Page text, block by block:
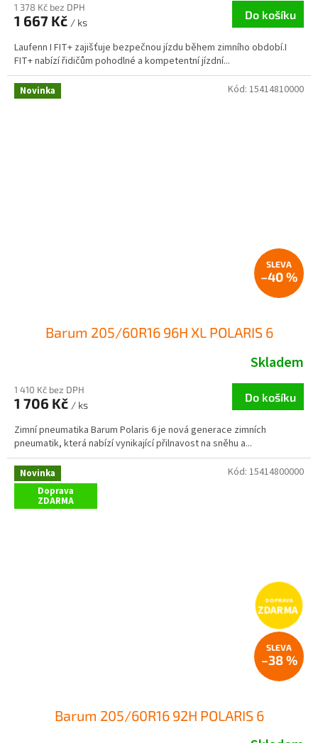
1 378 Kč bez DPH
1 667 Kč / ks
Do košíku
Laufenn I FIT+ zajišťuje bezpečnou jízdu během zimního období.I
FIT+ nabízí řidičům pohodlné a kompetentní jízdní...
Novinka
–40 %
Barum 205/60R16 96H XL POLARIS 6
Skladem
1 410 Kč bez DPH
1 706 Kč / ks
Do košíku
Zimní pneumatika Barum Polaris 6 je nová generace zimních
pneumatik, která nabízí vynikající přilnavost na sněhu a...
Kód: 15414810000
Novinka
Doprava
ZDARMA
ZDARMA
–38 %
Barum 205/60R16 92H POLARIS 6
Kód: 15414800000